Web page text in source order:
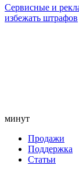
Сервисные и
избежать штрафов
минут
Продажи
Поддержка
Статьи